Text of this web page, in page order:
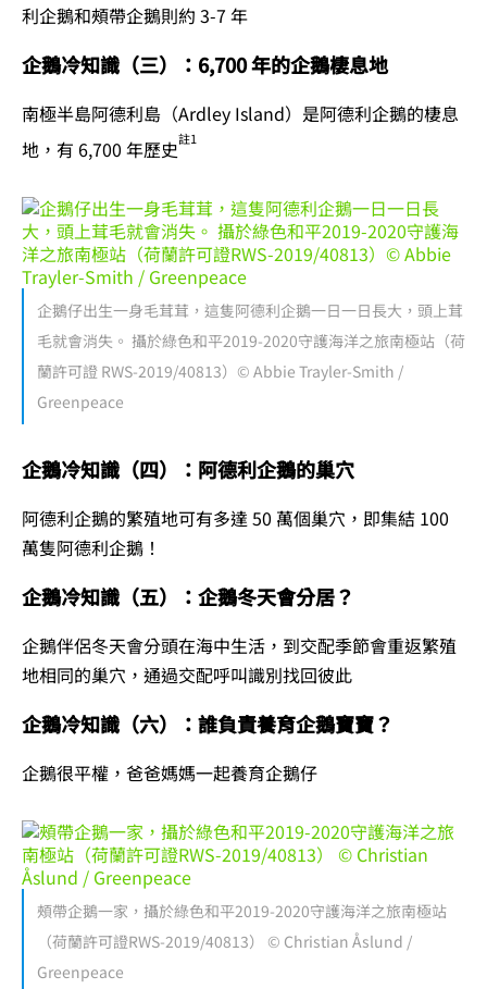
利企鵝和頰帶企鵝則約 3-7 年
企鵝冷知識（三）：6,700 年的企鵝棲息地
南極半島阿德利島（Ardley Island）是阿德利企鵝的棲息
地，有 6,700 年歷史註1
企鵝仔出生一身毛茸茸，這隻阿德利企鵝一日一日長大，頭上茸
毛就會消失。 攝於綠色和平2019-2020守護海洋之旅南極站（荷
蘭許可證 RWS-2019/40813）© Abbie Trayler-Smith /
Greenpeace
企鵝冷知識（四）：阿德利企鵝的巢穴
阿德利企鵝的繁殖地可有多達 50 萬個巢穴，即集結 100
萬隻阿德利企鵝！
企鵝冷知識（五）：企鵝冬天會分居？
企鵝伴侶冬天會分頭在海中生活，到交配季節會重返繁殖
地相同的巢穴，通過交配呼叫識別找回彼此
企鵝冷知識（六）：誰負責養育企鵝寶寶？
企鵝很平權，爸爸媽媽一起養育企鵝仔
頰帶企鵝一家，攝於綠色和平2019-2020守護海洋之旅南極站
（荷蘭許可證RWS-2019/40813） © Christian Åslund /
Greenpeace